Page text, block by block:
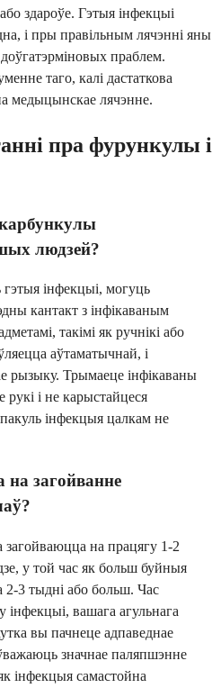
здароўе. Гэтыя інфекцыі
і пры правільным лячэнні яны
праблем.
таго, калі дастаткова
медыцынскае лячэнне.
пра фурункулы і
людзей?
гэтыя інфекцыі, могуць
кантакт з інфікаваным
такімі як ручнікі або
аўтаматычнай, і
рызыку. Трымаеце інфікаваны
і не карыстайцеся
інфекцыя цалкам не
на загойванне
на працягу 1-2
у той час як больш буйныя
2-3 тыдні або больш. Час
вашага агульнага
вы пачнеце адпаведнае
значнае паляпшэнне
інфекцыя самастойна